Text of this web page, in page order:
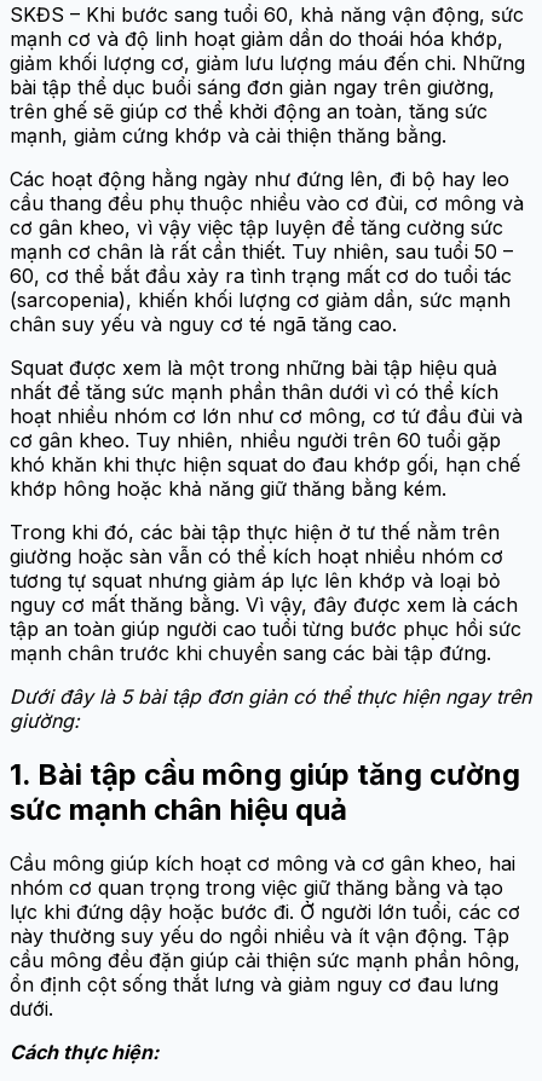
SKĐS – Khi bước sang tuổi 60, khả năng vận động, sức
mạnh cơ và độ linh hoạt giảm dần do thoái hóa khớp,
giảm khối lượng cơ, giảm lưu lượng máu đến chi. Những
bài tập thể dục buổi sáng đơn giản ngay trên giường,
trên ghế sẽ giúp cơ thể khởi động an toàn, tăng sức
mạnh, giảm cứng khớp và cải thiện thăng bằng.
Các hoạt động hằng ngày như đứng lên, đi bộ hay leo
cầu thang đều phụ thuộc nhiều vào cơ đùi, cơ mông và
cơ gân kheo, vì vậy việc tập luyện để tăng cường sức
mạnh cơ chân là rất cần thiết. Tuy nhiên, sau tuổi 50 –
60, cơ thể bắt đầu xảy ra tình trạng mất cơ do tuổi tác
(sarcopenia), khiến khối lượng cơ giảm dần, sức mạnh
chân suy yếu và nguy cơ té ngã tăng cao.
Squat được xem là một trong những bài tập hiệu quả
nhất để tăng sức mạnh phần thân dưới vì có thể kích
hoạt nhiều nhóm cơ lớn như cơ mông, cơ tứ đầu đùi và
cơ gân kheo. Tuy nhiên, nhiều người trên 60 tuổi gặp
khó khăn khi thực hiện squat do đau khớp gối, hạn chế
khớp hông hoặc khả năng giữ thăng bằng kém.
Trong khi đó, các bài tập thực hiện ở tư thế nằm trên
giường hoặc sàn vẫn có thể kích hoạt nhiều nhóm cơ
tương tự squat nhưng giảm áp lực lên khớp và loại bỏ
nguy cơ mất thăng bằng. Vì vậy, đây được xem là cách
tập an toàn giúp người cao tuổi từng bước phục hồi sức
mạnh chân trước khi chuyển sang các bài tập đứng.
Dưới đây là 5 bài tập đơn giản có thể thực hiện ngay trên
giường:
1. Bài tập cầu mông giúp tăng cường
sức mạnh chân hiệu quả
Cầu mông giúp kích hoạt cơ mông và cơ gân kheo, hai
nhóm cơ quan trọng trong việc giữ thăng bằng và tạo
lực khi đứng dậy hoặc bước đi. Ở người lớn tuổi, các cơ
này thường suy yếu do ngồi nhiều và ít vận động. Tập
cầu mông đều đặn giúp cải thiện sức mạnh phần hông,
ổn định cột sống thắt lưng và giảm nguy cơ đau lưng
dưới.
Cách thực hiện: